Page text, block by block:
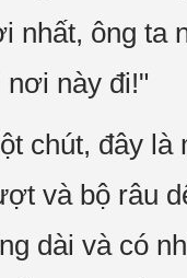
ông ta
này đi!"
chút, đây
và bộ râu
dài và có